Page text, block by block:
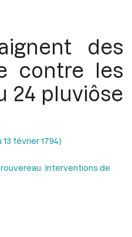
des
contre les
24 pluviôse
février 1794)
Interventions de